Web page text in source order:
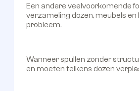
Een andere veelvoorkomende
verzameling dozen, meubels
probleem.
Wanneer spullen zonder
en moeten telkens dozen